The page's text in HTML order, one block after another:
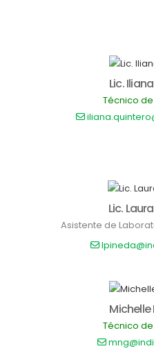
Lic.
Técnico
Lic.
Asistente de
Michelle
Técnico